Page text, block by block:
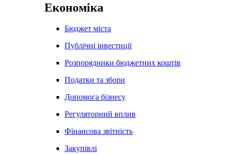
Економіка
Бюджет міста
Публічні інвестиції
Розпорядники бюджетних коштів
Податки та збори
Допомога бізнесу
Регуляторний вплив
Фінансова звітність
Закупівлі